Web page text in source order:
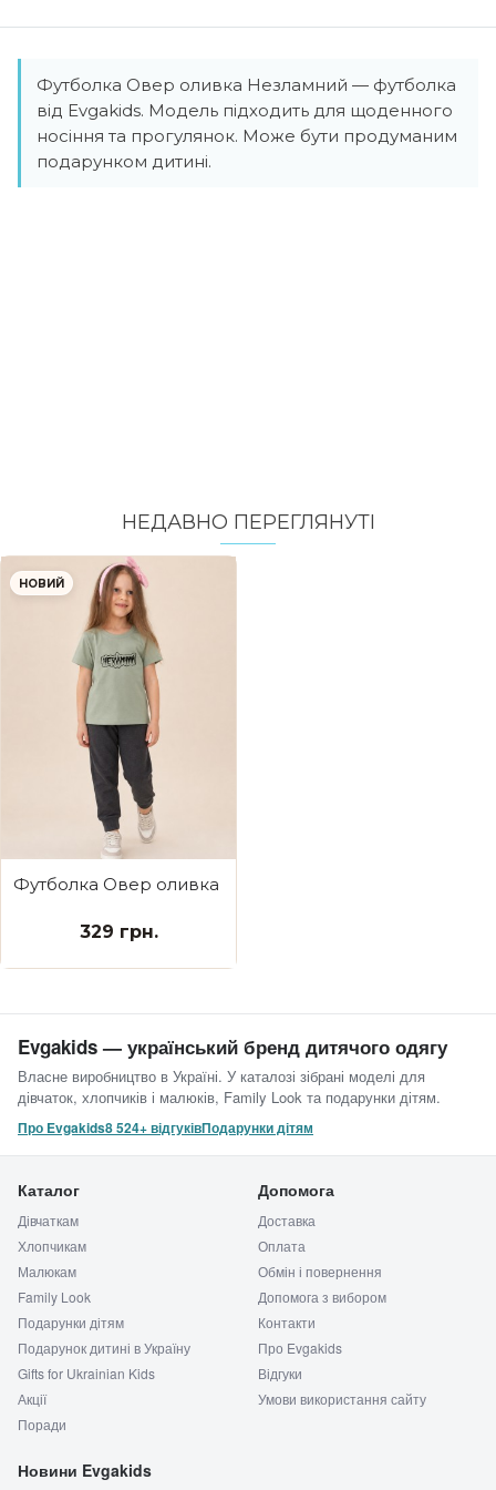
Футболка Овер оливка Незламний — футболка
від Evgakids. Модель підходить для щоденного
носіння та прогулянок. Може бути продуманим
подарунком дитині.
НЕДАВНО ПЕРЕГЛЯНУТI
НОВИЙ
Футболка Овер оливка Незламний
329 грн.
Evgakids — український бренд дитячого одягу
Власне виробництво в Україні. У каталозі зібрані моделі для
дівчаток, хлопчиків і малюків, Family Look та подарунки дітям.
Про Evgakids8 524+ відгуківПодарунки дітям
Каталог
Дівчаткам
Хлопчикам
Малюкам
Family Look
Подарунки дітям
Подарунок дитині в Україну
Gifts for Ukrainian Kids
Акції
Поради
Допомога
Доставка
Оплата
Обмін і повернення
Допомога з вибором
Контакти
Про Evgakids
Відгуки
Умови використання сайту
Новини Evgakids